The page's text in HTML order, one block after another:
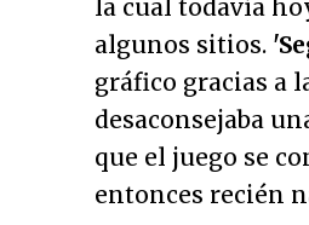
la cual todavía
algunos sitios.
gráfico gracias a
desaconsejaba
que el juego se
entonces recién